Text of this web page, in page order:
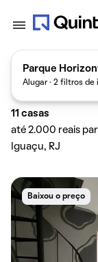
Parque
Alugar · 2 filtros de
11 casas
até 2.000 reais
Iguaçu, RJ
Baixou o preço